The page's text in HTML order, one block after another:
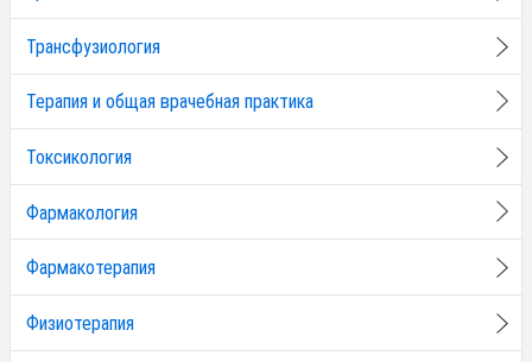
Трансфузиология
Терапия и общая врачебная практика
Токсикология
Фармакология
Фармакотерапия
Физиотерапия